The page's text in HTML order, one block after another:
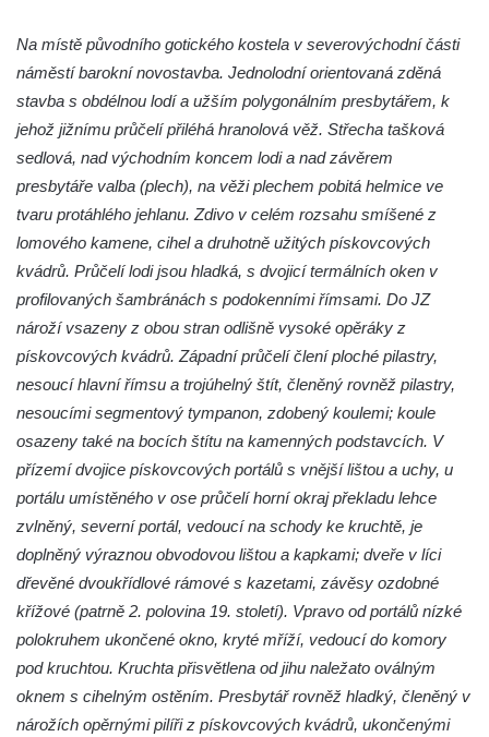
Kaple Panny Marie v Horním Třeboníně
Kaple mezi Dolním Třebonínem a Horním
Třebonínem
Kaple v severní části Dolního Třebonína
Márnice na hřbitově v Rybniště
Kaple u kostela svatého Jiljí v Lužci nad
Kostel svatého Jiljí v Lužci nad Vltavou
Kaple Božího těla na hřbitově v Hostíně u
Vojkovic
Kostel Nanebevzetí Panny Marie v Hostíně
u Vojkovic
Kaple svatého Bartoloměje v Bukolu
Hřbitovní kaple na hřbitově v Lužci nad
Vltavou
Márnice na hřbitově v Hrobčicích
Kostel svatého Havla na hřbitově v
Hrobčicích
Kaple svatého Vavřince v Mirošovicích
Márnice na hřbitově v Račicích
Na místě původního gotického kostela v severovýchodní části
náměstí barokní novostavba. Jednolodní orientovaná zděná
stavba s obdélnou lodí a užším polygonálním presbytářem, k
jehož jižnímu průčelí přiléhá hranolová věž. Střecha tašková
sedlová, nad východním koncem lodi a nad závěrem
presbytáře valba (plech), na věži plechem pobitá helmice ve
tvaru protáhlého jehlanu. Zdivo v celém rozsahu smíšené z
lomového kamene, cihel a druhotně užitých pískovcových
kvádrů. Průčelí lodi jsou hladká, s dvojicí termálních oken v
profilovaných šambránách s podokenními římsami. Do JZ
nároží vsazeny z obou stran odlišně vysoké opěráky z
pískovcových kvádrů. Západní průčelí člení ploché pilastry,
nesoucí hlavní římsu a trojúhelný štít, členěný rovněž pilastry,
nesoucími segmentový tympanon, zdobený koulemi; koule
osazeny také na bocích štítu na kamenných podstavcích. V
přízemí dvojice pískovcových portálů s vnější lištou a uchy, u
portálu umístěného v ose průčelí horní okraj překladu lehce
zvlněný, severní portál, vedoucí na schody ke kruchtě, je
doplněný výraznou obvodovou lištou a kapkami; dveře v líci
dřevěné dvoukřídlové rámové s kazetami, závěsy ozdobné
křížové (patrně 2. polovina 19. století). Vpravo od portálů nízké
polokruhem ukončené okno, kryté mříží, vedoucí do komory
pod kruchtou. Kruchta přisvětlena od jihu naležato oválným
oknem s cihelným ostěním. Presbytář rovněž hladký, členěný v
nárožích opěrnými pilíři z pískovcových kvádrů, ukončenými